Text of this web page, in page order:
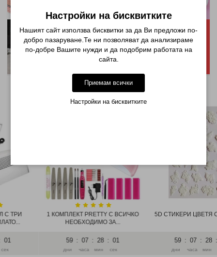
НАМАЛЕНИЯ
1 КОМПЛЕКТ PRETTY С ВСИЧКО
НЕОБХОДИМО ЗА...
07
часа
: 28
мин
: 01
сек
5D СТИКЕРИ ЦВЕТЯ
07
часа
28
мин
01
сек
Настройки на бисквитките
Нашият сайт използва бисквитки за да Ви предложи по-
добро пазаруване.Те ни позволяват да анализираме
по-добре Вашите нужди и да подобрим работата на
сайта.
Приемам всички
Настройки на бисквитките